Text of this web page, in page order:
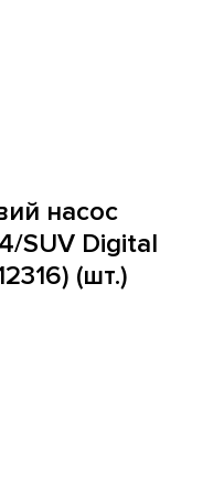
насос
SUV Digital
(шт.)